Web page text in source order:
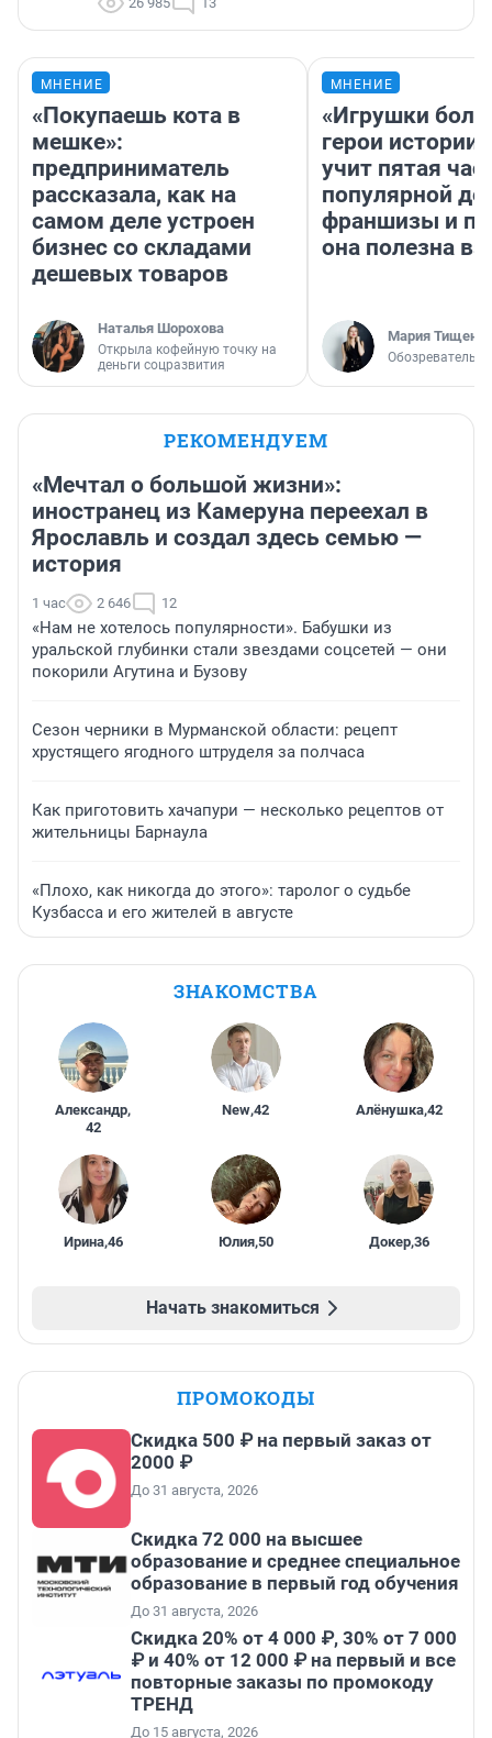
МНЕНИЕ
«Покупаешь кота в
мешке»:
предприниматель
рассказала, как на
самом деле устроен
бизнес со складами
дешевых товаров
Наталья Шорохова
Открыла кофейную точку на
деньги соцразвития
МНЕНИЕ
«Игрушки
герои
учит пятая
популярной
франшизы и
она полезна
Мария Тищенко
Обозреватель
РЕКОМЕНДУЕМ
«Мечтал о большой жизни»:
иностранец из Камеруна переехал в
Ярославль и создал здесь семью —
история
1 час 2 646 12
«Нам не хотелось популярности». Бабушки из
уральской глубинки стали звездами соцсетей — они
покорили Агутина и Бузову
Сезон черники в Мурманской области: рецепт
хрустящего ягодного штруделя за полчаса
Как приготовить хачапури — несколько рецептов от
жительницы Барнаула
«Плохо, как никогда до этого»: таролог о судьбе
Кузбасса и его жителей в августе
ЗНАКОМСТВА
Александр,
42
New,42 Алёнушка,42
Ирина,46 Юлия,50 Докер,36
Начать знакомиться
ПРОМОКОДЫ
Скидка 500 ₽ на первый заказ от
2000 ₽
До 31 августа, 2026
Скидка 72 000 на высшее
образование и среднее специальное
образование в первый год обучения
До 31 августа, 2026
Скидка 20% от 4 000 ₽, 30% от 7 000
₽ и 40% от 12 000 ₽ на первый и все
повторные заказы по промокоду
ТРЕНД
До 15 августа, 2026